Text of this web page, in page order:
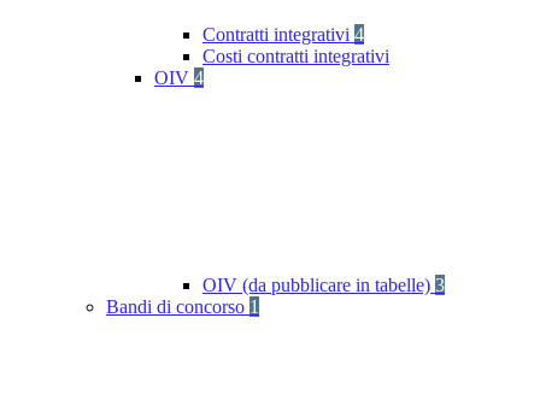
Contratti integrativi 4
Costi contratti integrativi
OIV 4
OIV (da pubblicare in tabelle) 3
Bandi di concorso 1